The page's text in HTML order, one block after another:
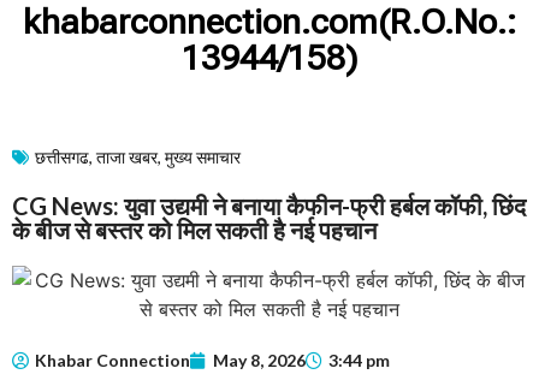
khabarconnection.com(R.O.No.:
13944/158)
छत्तीसगढ, ताजा खबर, मुख्य समाचार​
CG News: युवा उद्यमी ने बनाया कैफीन-फ्री हर्बल कॉफी, छिंद
के बीज से बस्तर को मिल सकती है नई पहचान
Khabar Connection May 8, 2026 3:44 pm